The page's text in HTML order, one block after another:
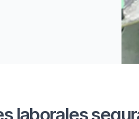
laborales